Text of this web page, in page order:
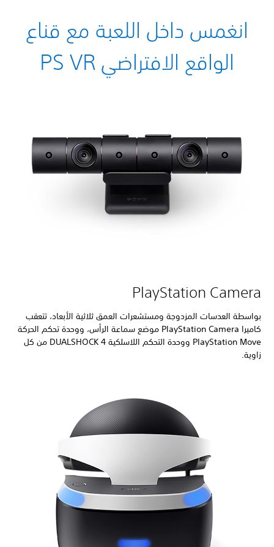
انغمس داخل اللعبة مع قناع
الواقع الافتراضي PS VR
PlayStation Camera
بواسطة العدسات المزدوجة ومستشعرات العمق ثلاثية الأبعاد، تتعقب
كاميرا PlayStation Camera موضع سماعة الرأس، ووحدة تحكم الحركة
PlayStation Move ووحدة التحكم اللاسلكية DUALSHOCK 4 من كل
زاوية.